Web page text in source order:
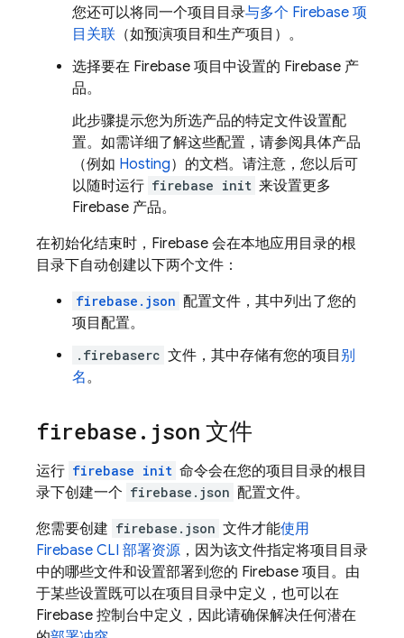
您还可以将同一个项目目录与多个 Firebase 项
目关联 （如预演项目和生产项目）。
选择要在 Firebase 项目中设置的 Firebase 产
品。
此步骤提示您为所选产品的特定文件设置配
置。如需详细了解这些配置，请参阅具体产品
（例如 Hosting）的文档。请注意，您以后可
以随时运行 firebase init 来设置更多
Firebase 产品。
在初始化结束时，Firebase 会在本地应用目录的根
目录下自动创建以下两个文件：
firebase.json 配置文件，其中列出了您的
项目配置。
.firebaserc 文件，其中存储有您的项目 别
名。
firebase. json 文件
运行 firebase init 命令会在您的项目目录的根目
录下创建一个 firebase.json 配置文件。
您需要创建 firebase.json 文件才能使用
Firebase CLI 部署资源 ，因为该文件指定将项目目录
中的哪些文件和设置部署到您的 Firebase 项目。由
于某些设置既可以在项目目录中定义，也可以在
Firebase 控制台中定义，因此请确保解决任何潜在